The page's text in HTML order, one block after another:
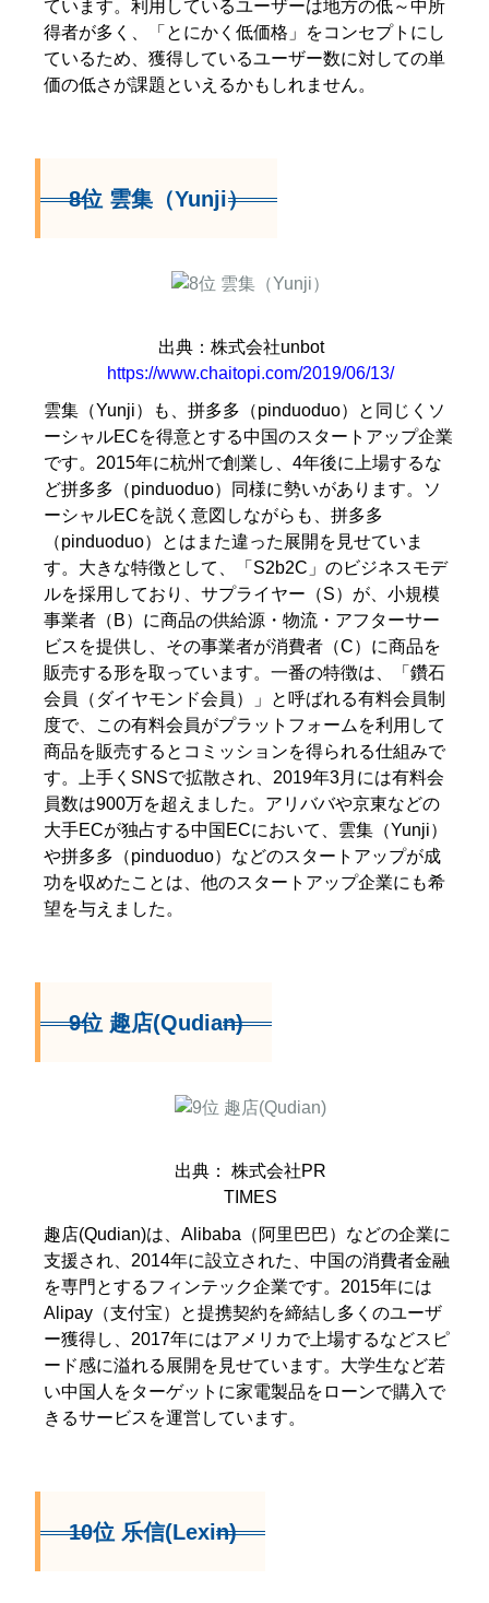
ています。利用しているユーザーは地方の低～中所
得者が多く、「とにかく低価格」をコンセプトにし
ているため、獲得しているユーザー数に対しての単
価の低さが課題といえるかもしれません。
8位 雲集（Yunji）
出典：株式会社unbot
https://www.chaitopi.com/2019/06/13/
雲集（Yunji）も、拼多多（pinduoduo）と同じくソ
ーシャルECを得意とする中国のスタートアップ企業
です。2015年に杭州で創業し、4年後に上場するな
ど拼多多（pinduoduo）同様に勢いがあります。ソ
ーシャルECを説く意図しながらも、拼多多
（pinduoduo）とはまた違った展開を見せていま
す。大きな特徴として、「S2b2C」のビジネスモデ
ルを採用しており、サプライヤー（S）が、小規模
事業者（B）に商品の供給源・物流・アフターサー
ビスを提供し、その事業者が消費者（C）に商品を
販売する形を取っています。一番の特徴は、「鑽石
会員（ダイヤモンド会員）」と呼ばれる有料会員制
度で、この有料会員がプラットフォームを利用して
商品を販売するとコミッションを得られる仕組みで
す。上手くSNSで拡散され、2019年3月には有料会
員数は900万を超えました。アリババや京東などの
大手ECが独占する中国ECにおいて、雲集（Yunji）
や拼多多（pinduoduo）などのスタートアップが成
功を収めたことは、他のスタートアップ企業にも希
望を与えました。
9位 趣店(Qudian)
出典： 株式会社PR
TIMES
趣店(Qudian)は、Alibaba（阿里巴巴）などの企業に
支援され、2014年に設立された、中国の消費者金融
を専門とするフィンテック企業です。2015年には
Alipay（支付宝）と提携契約を締結し多くのユーザ
ー獲得し、2017年にはアメリカで上場するなどスピ
ード感に溢れる展開を見せています。大学生など若
い中国人をターゲットに家電製品をローンで購入で
きるサービスを運営しています。
10位 乐信(Lexin)